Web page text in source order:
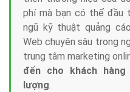
phí mà bạn có thể đầu
ngũ kỹ thuật quảng
Web chuyên sâu trong
trung tâm marketing
đến cho khách
lượng.